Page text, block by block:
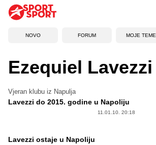
NOVO FORUM MOJE TEME
Ezequiel Lavezzi
Vjeran klubu iz Napulja
Lavezzi do 2015. godine u Napoliju
11.01.10. 20:18
Lavezzi ostaje u Napoliju